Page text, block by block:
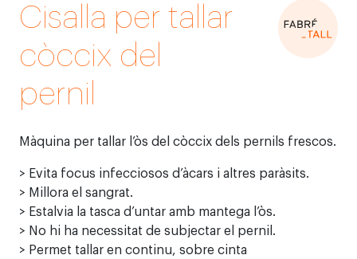
Cisalla per tallar
còccix del
pernil
Màquina per tallar l’òs del còccix dels pernils frescos.
> Evita focus infecciosos d’àcars i altres paràsits.
> Millora el sangrat.
> Estalvia la tasca d’untar amb mantega l’òs.
> No hi ha necessitat de subjectar el pernil.
> Permet tallar en continu, sobre cinta